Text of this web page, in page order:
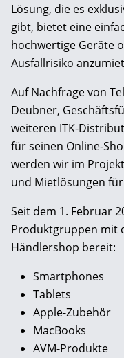
Lösung, die es
gibt, bietet eine
hochwertige Geräte
Ausfallrisiko
Auf Nachfrage von
Deubner,
weiteren ITK-
für seinen Online-
werden wir im
und Mietlösungen
Seit dem 1. Februar
Produktgruppen mit
Händlershop bereit:
Smartphones
Tablets
Apple-Zubehör
MacBooks
AVM-Produkte